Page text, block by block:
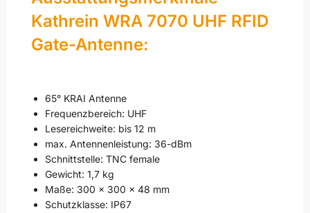
Kathrein WRA 7070 UHF RFID
Gate-Antenne:
65° KRAI Antenne
Frequenzbereich: UHF
Lesereichweite: bis 12 m
max. Antennenleistung: 36-dBm
Schnittstelle: TNC female
Gewicht: 1,7 kg
Maße: 300 x 300 x 48 mm
Schutzklasse: IP67